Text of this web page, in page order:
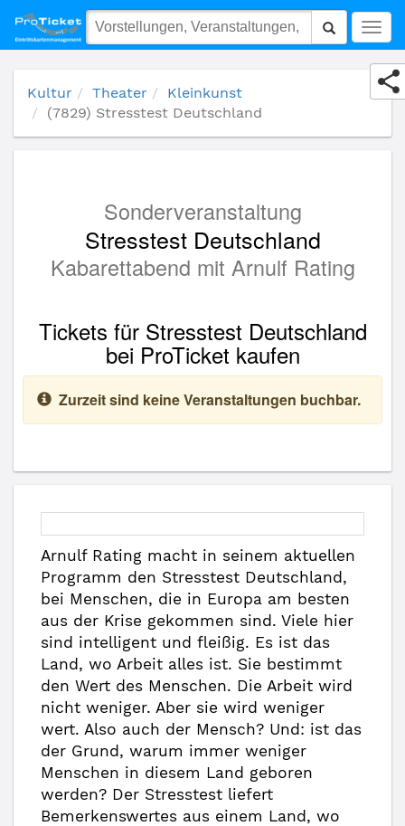
(7829) Stresstest Deutschland
Kultur Theater
Kleinkunst
(7829) Stresstest Deutschland
Sonderveranstaltung
Stresstest Deutschland
Kabarettabend mit Arnulf Rating
Tickets für Stresstest Deutschland
bei ProTicket kaufen
Zurzeit sind keine Veranstaltungen buchbar.
Arnulf Rating macht in seinem aktuellen
Programm den Stresstest Deutschland,
bei Menschen, die in Europa am besten
aus der Krise gekommen sind. Viele hier
sind intelligent und fleißig. Es ist das
Land, wo Arbeit alles ist. Sie bestimmt
den Wert des Menschen. Die Arbeit wird
nicht weniger. Aber sie wird weniger
wert. Also auch der Mensch? Und: ist das
der Grund, warum immer weniger
Menschen in diesem Land geboren
werden? Der Stresstest liefert
Bemerkenswertes aus einem Land, wo